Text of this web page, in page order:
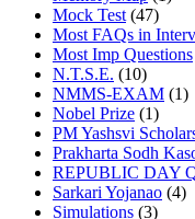
Mock Test (47)
Most FAQs in
Most Imp Questions
N.T.S.E. (10)
NMMS-EXAM (1)
Nobel Prize (1)
PM Yashsvi
Prakharta Sodh
REPUBLIC DAY
Sarkari Yojanao (4)
Simulations (3)